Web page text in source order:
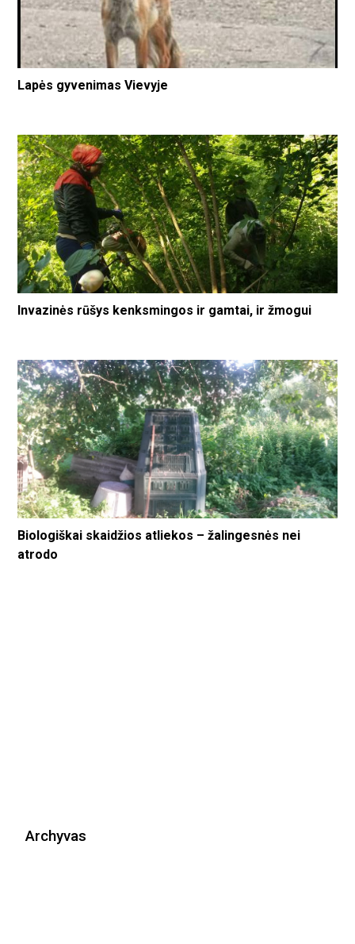
Lapės gyvenimas Vievyje
Invazinės rūšys kenksmingos ir gamtai, ir žmogui
Biologiškai skaidžios atliekos – žalingesnės nei
atrodo
Archyvas